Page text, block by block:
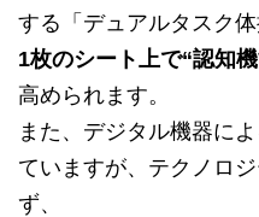
する「デュアルタスク体
1枚のシート上で“認知
高められます。
また、デジタル機器に
ていますが、テクノロ
ず、